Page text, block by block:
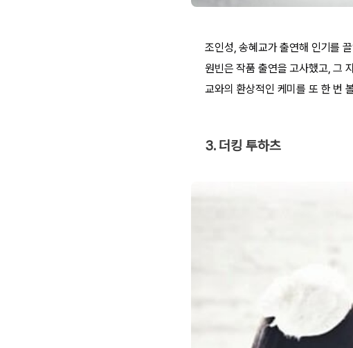
조인성, 송혜교가 출연해 인기를
원빈은 작품 출연을 고사했고, 그
교와의 환상적인 케미를 또 한 번
3. 더킹 투하츠